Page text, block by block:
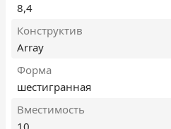
8,4
Конструктив
Array
Форма
шестигранная
Вместимость
10